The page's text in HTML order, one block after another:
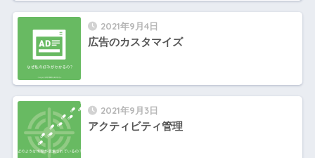
2021年9月4日
広告のカスタマイズ
2021年9月3日
アクティビティ管理